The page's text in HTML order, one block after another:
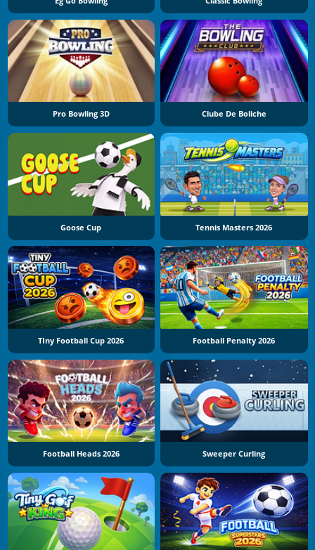
Pro Bowling 3D Clube De Boliche
Goose Cup Tennis Masters 2026
TIny Football Cup 2026 Football Penalty 2026
Football Heads 2026 Sweeper Curling